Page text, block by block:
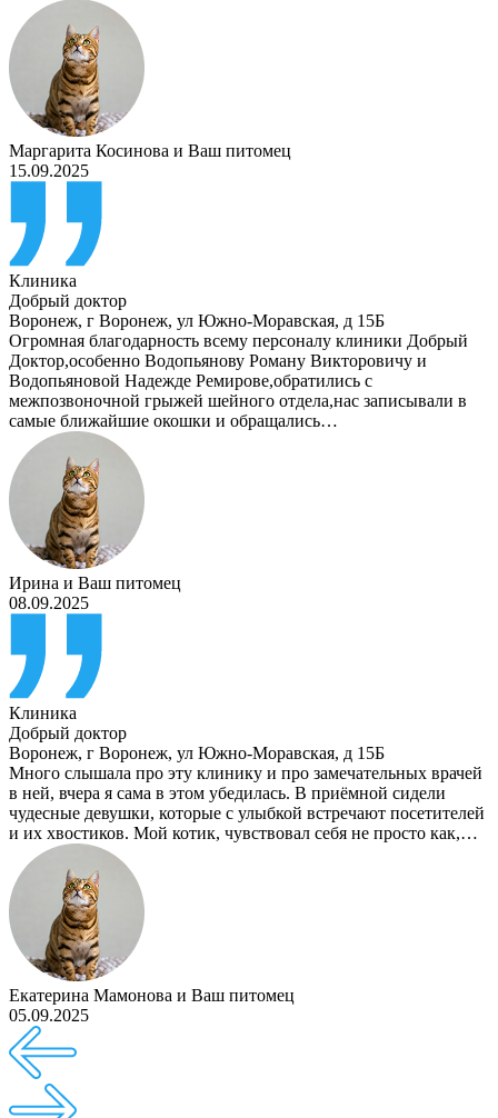
Маргарита Косинова и Ваш питомец
15.09.2025
Клиника
Добрый доктор
Воронеж, г Воронеж, ул Южно-Моравская, д 15Б
Огромная благодарность всему персоналу клиники Добрый
Доктор,особенно Водопьянову Роману Викторовичу и
Водопьяновой Надежде Ремирове,обратились с
межпозвоночной грыжей шейного отдела,нас записывали в
самые ближайшие окошки и обращались…
Ирина и Ваш питомец
08.09.2025
Клиника
Добрый доктор
Воронеж, г Воронеж, ул Южно-Моравская, д 15Б
Много слышала про эту клинику и про замечательных врачей
в ней, вчера я сама в этом убедилась. В приёмной сидели
чудесные девушки, которые с улыбкой встречают посетителей
и их хвостиков. Мой котик, чувствовал себя не просто как,…
Екатерина Мамонова и Ваш питомец
05.09.2025